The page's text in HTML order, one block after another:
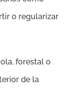
o regularizar
forestal o
de la